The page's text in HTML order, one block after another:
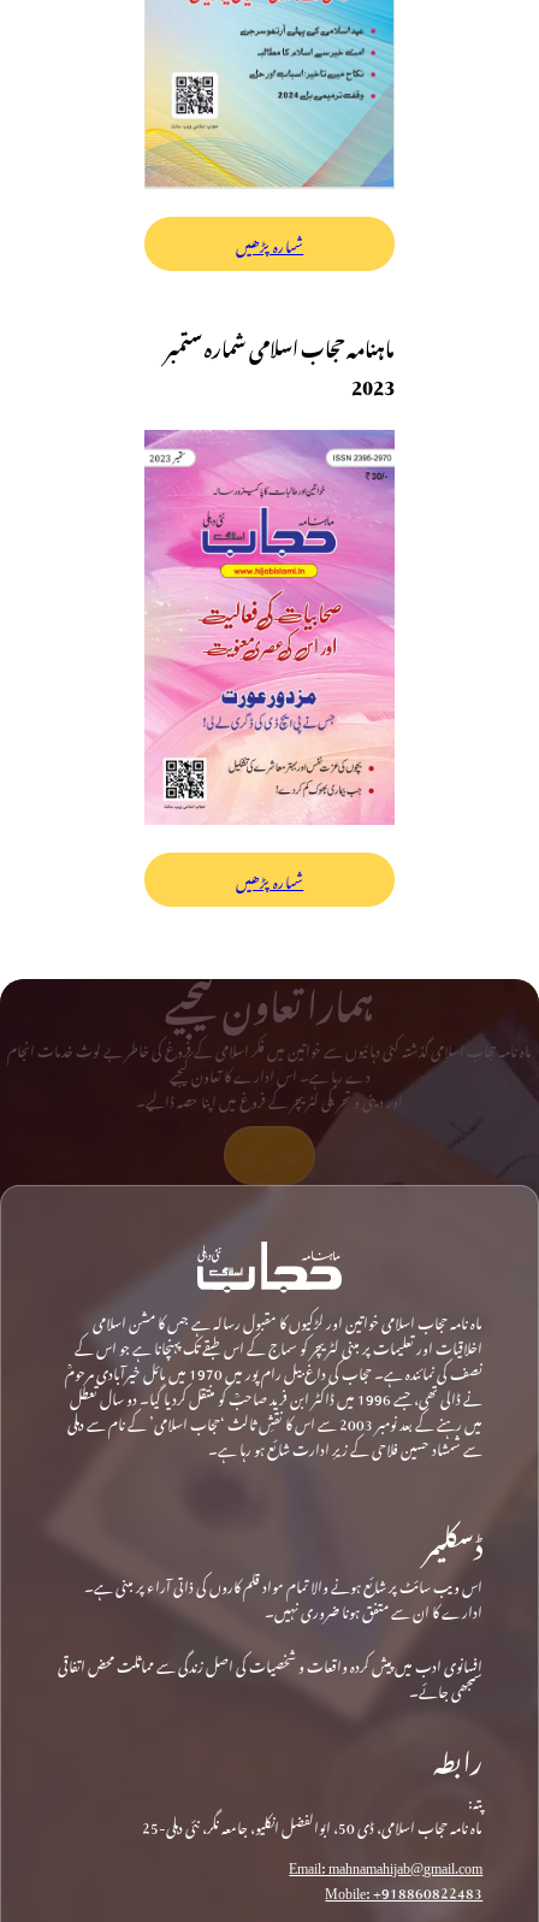
شمارہ پڑھیں
ماہنامہ حجاب اسلامی شمارہ ستمبر
2023
شمارہ پڑھیں
ہمارا تعاون کیجیے
ماہ نامہ حجاب اسلامی گذشتہ کئی دہائیوں سے خواتین میں فکر اسلامی کے فروغ کی خاطر بے لوث خدمات انجام
دے رہا ہے۔ اس ادارے کا تعاون کیجیے
اور دینی و تحریکی لٹریچر کے فروغ میں اپنا حصہ ڈالیے۔
ماہ نامہ حجاب اسلامی خواتین اور لڑکیوں کا مقبول رسالہ ہے جس کا مشن اسلامی
اخلاقیات اور تعلیمات پر مبنی لٹریچر کو سماج کے اس طبقے تک پہنچانا ہے جو اس کے
نصف کی نمائندہ ہے۔ حجاب کی داغ بیل رام پور میں 1970 میں مائل خیرآبادی مرحومؒ
نے ڈالی تھی، جسے 1996 میں ڈاکٹر ابن فرید صاحبؒ کو منتقل کردیا گیا۔ دو سال تعطل
میں رہنے کے بعد نومبر 2003 سے اس کا نقشِ ثالث ‘حجاب اسلامی’ کے نام سے دہلی
سے شمشاد حسین فلاحی کے زیرِ ادارت شائع ہو رہا ہے۔
ڈسکلیمر
اس ویب سائٹ پر شائع ہونے والا تمام مواد قلم کاروں کی ذاتی آراء پر مبنی ہے۔
ادارے کا ان سے متفق ہونا ضروری نہیں۔
افسانوی ادب میں پیش کردہ واقعات و شخصیات کی اصل زندگی سے مماثلت محض اتفاقی
سمجھی جائے۔
رابطہ
پتہ:
ماہ نامہ حجاب اسلامی، ڈی 50، ابوالفضل انکلیو، جامعہ نگر، نئی دہلی-25
Email: mahnamahijab@gmail.com
Mobile: +918860822483